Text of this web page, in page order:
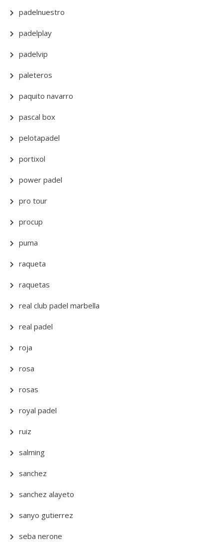
padelnuestro
padelplay
padelvip
paleteros
paquito navarro
pascal box
pelotapadel
portixol
power padel
pro tour
procup
puma
raqueta
raquetas
real club padel marbella
real padel
roja
rosa
rosas
royal padel
ruiz
salming
sanchez
sanchez alayeto
sanyo gutierrez
seba nerone